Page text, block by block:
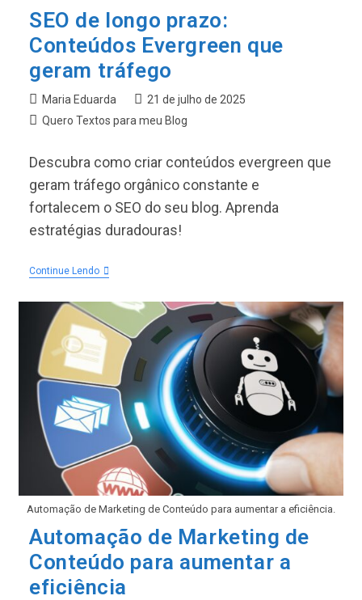
SEO de longo prazo:
Conteúdos Evergreen que
geram tráfego
Autor
do
Maria Eduarda
Post
publicado:
21 de julho de 2025
Categoria
Quero Textos para meu Blog
Descubra como criar conteúdos evergreen que
geram tráfego orgânico constante e
fortalecem o SEO do seu blog. Aprenda
estratégias duradouras!
Continue LendoSEO
Prazo:
Conteúdos
Evergreen
Que
Geram
Tráfego
Automação de Marketing de Conteúdo para aumentar a eficiência.
Automação de Marketing de
Conteúdo para aumentar a
eficiência